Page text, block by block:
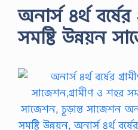
অনার্স ৪র্থ
সমষ্টি উন্নয়ন